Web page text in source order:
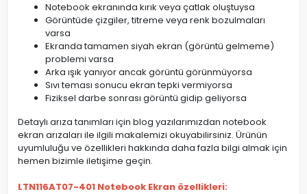
Notebook ekranında kırık veya çatlak oluştuysa
Görüntüde çizgiler, titreme veya renk bozulmaları
varsa
Ekranda tamamen siyah ekran (görüntü gelmeme)
problemi varsa
Arka ışık yanıyor ancak görüntü görünmüyorsa
Sıvı teması sonucu ekran tepki vermiyorsa
Fiziksel darbe sonrası görüntü gidip geliyorsa
Detaylı arıza tanımları için blog yazılarımızdan notebook
ekran arızaları ile ilgili makalemizi okuyabilirsiniz. Ürünün
uyumluluğu ve özellikleri hakkında daha fazla bilgi almak için
hemen bizimle iletişime geçin.
LTN116AT07-401 Notebook Ekran özellikleri: